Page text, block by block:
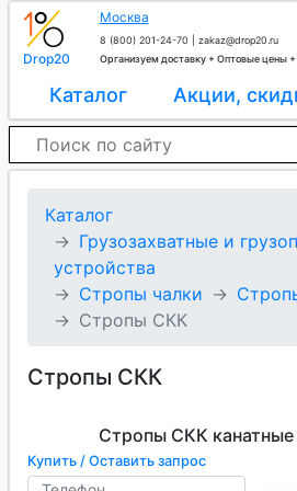
Drop20
Москва
8 (800) 201-24-70
zakaz@drop20.ru
Организуем доставку + Оптовые цены
Каталог Акции,
Каталог
Грузозахватные и
устройства
Стропы чалки
Стропы СКК
Стропы СКК
Стропы СКК
Купить / Оставить запрос